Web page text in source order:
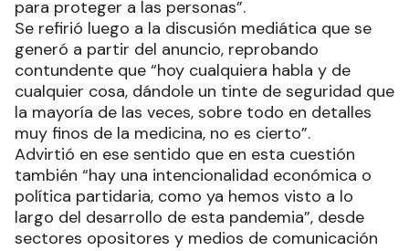
para proteger a las personas”.
Se refirió luego a la discusión mediática que se
generó a partir del anuncio, reprobando
contundente que “hoy cualquiera habla y de
cualquier cosa, dándole un tinte de seguridad que
la mayoría de las veces, sobre todo en detalles
muy finos de la medicina, no es cierto”.
Advirtió en ese sentido que en esta cuestión
también “hay una intencionalidad económica o
política partidaria, como ya hemos visto a lo
largo del desarrollo de esta pandemia”, desde
sectores opositores y medios de comunicación